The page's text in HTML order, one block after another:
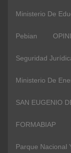
Ministerio De
Pebian
Seguridad
Ministerio De
SAN EUGENIO
FORMABIAP
Parque Nacional